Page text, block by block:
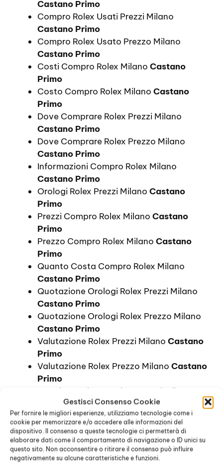
Gestisci Consenso Cookie
Per fornire le migliori esperienze, utilizziamo tecnologie come i
cookie per memorizzare e/o accedere alle informazioni del
dispositivo. Il consenso a queste tecnologie ci permetterà di
elaborare dati come il comportamento di navigazione o ID unici su
questo sito. Non acconsentire o ritirare il consenso può influire
negativamente su alcune caratteristiche e funzioni.
Castano Primo
Compro Rolex Usati Prezzi Milano
Castano Primo
Compro Rolex Usato Prezzo Milano
Castano Primo
Costi Compro Rolex Milano Castano
Primo
Costo Compro Rolex Milano Castano
Primo
Dove Comprare Rolex Prezzi Milano
Castano Primo
Dove Comprare Rolex Prezzo Milano
Castano Primo
Informazioni Compro Rolex Milano
Castano Primo
Orologi Rolex Prezzi Milano Castano
Primo
Prezzi Compro Rolex Milano Castano
Primo
Prezzo Compro Rolex Milano Castano
Primo
Quanto Costa Compro Rolex Milano
Castano Primo
Quotazione Orologi Rolex Prezzi Milano
Castano Primo
Quotazione Orologi Rolex Prezzo Milano
Castano Primo
Valutazione Rolex Prezzi Milano Castano
Primo
Valutazione Rolex Prezzo Milano Castano
Primo
Acquisto Rolex Datejust Prezzi Milano
Castano Primo
Acquisto Rolex Datejust Prezzo Milano
Castano Primo
Comprare Rolex Datejust Prezzi Milano
Castano Primo